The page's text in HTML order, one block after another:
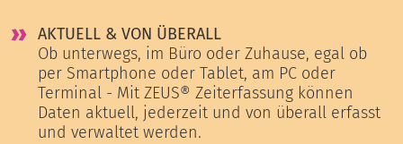
AKTUELL & VON ÜBERALL
Ob unterwegs, im Büro oder Zuhause, egal ob
per Smartphone oder Tablet, am PC oder
Terminal - Mit ZEUS® Zeiterfassung können
Daten aktuell, jederzeit und von überall erfasst
und verwaltet werden.